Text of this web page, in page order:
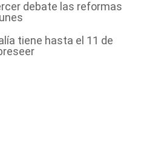
debate las reformas
tiene hasta el 11 de